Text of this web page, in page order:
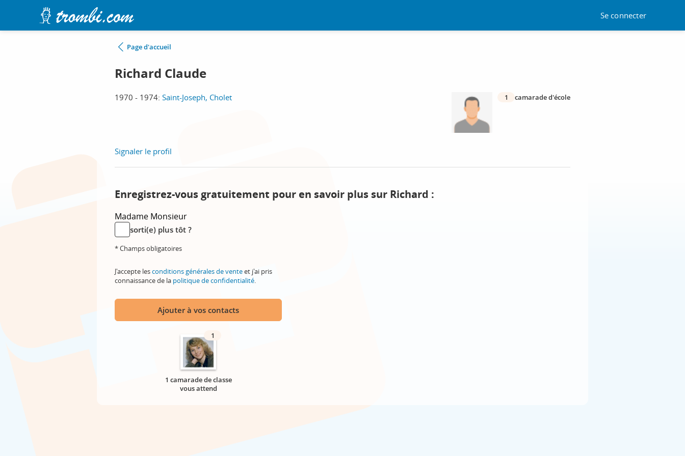
Se connecter
Page d'accueil
Richard Claude
1970 - 1974: Saint-Joseph, Cholet 1 camarade d'école
Signaler le profil
Enregistrez-vous gratuitement pour en savoir plus sur Richard :
Madame Monsieur
sorti(e) plus tôt ?
* Champs obligatoires
J'accepte lesconditions générales de venteet j'ai pris
connaissance de la politique de confidentialité.
Ajouter à vos contacts
1
1 camarade de classe
vous attend